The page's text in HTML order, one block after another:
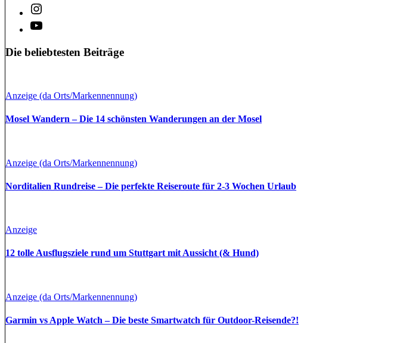
Die beliebtesten Beiträge
Anzeige (da Orts/Markennennung)
Mosel Wandern – Die 14 schönsten Wanderungen an der Mosel
Anzeige (da Orts/Markennennung)
Norditalien Rundreise – Die perfekte Reiseroute für 2-3 Wochen Urlaub
Anzeige
12 tolle Ausflugsziele rund um Stuttgart mit Aussicht (& Hund)
Anzeige (da Orts/Markennennung)
Garmin vs Apple Watch – Die beste Smartwatch für Outdoor-Reisende?!